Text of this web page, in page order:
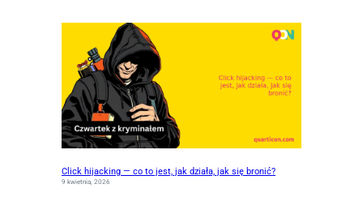
Click hijacking — co to jest, jak działa, jak się bronić?
9 kwietnia, 2026